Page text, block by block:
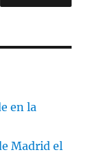
en la
Madrid el